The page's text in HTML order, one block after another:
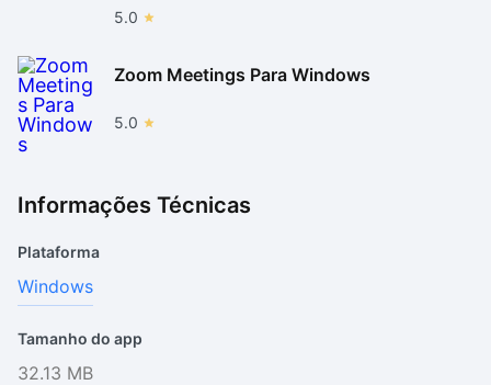
5.0
Zoom Meetings Para Windows
5.0
Informações Técnicas
Plataforma
Windows
Tamanho do app
32.13 MB